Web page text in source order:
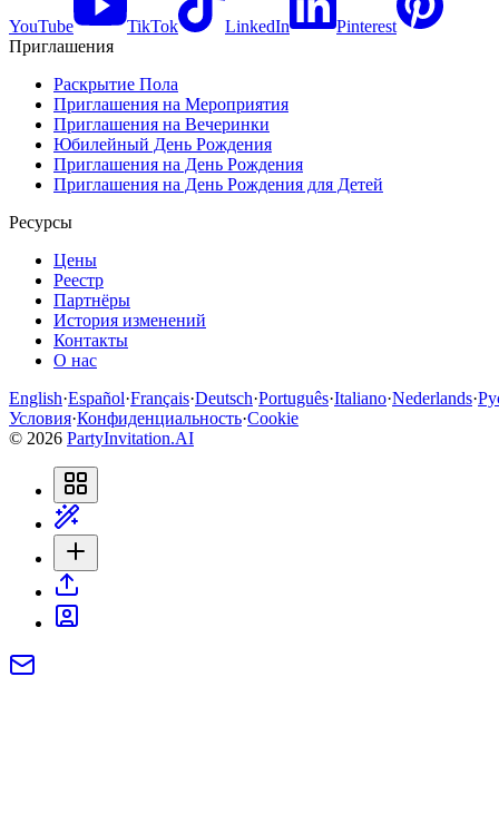
YouTube TikTok LinkedIn
Pinterest
Приглашения
Раскрытие Пола
Приглашения на Мероприятия
Приглашения на Вечеринки
Юбилейный День Рождения
Приглашения на День Рождения
Приглашения на День Рождения для Детей
Ресурсы
Цены
Реестр
Партнёры
История изменений
Контакты
О нас
English·Español·Français·Deutsch·Português·Italiano·Nederlands·
Условия·Конфиденциальность·Cookie
© 2026 PartyInvitation.AI